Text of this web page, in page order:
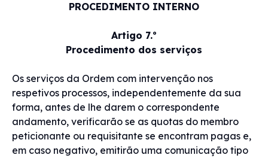
PROCEDIMENTO INTERNO
Artigo 7.º
Procedimento dos serviços
Os serviços da Ordem com intervenção nos
respetivos processos, independentemente da sua
forma, antes de lhe darem o correspondente
andamento, verificarão se as quotas do membro
peticionante ou requisitante se encontram pagas e,
em caso negativo, emitirão uma comunicação tipo